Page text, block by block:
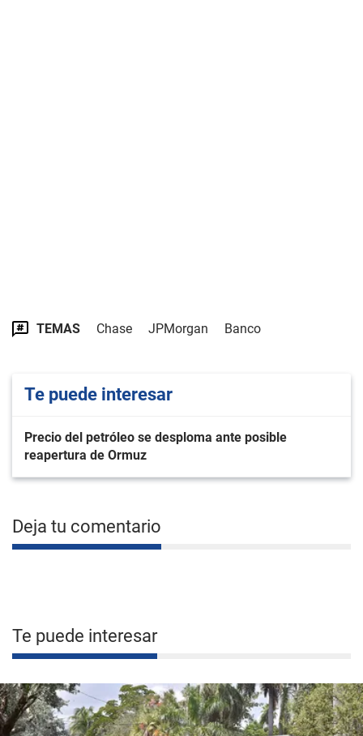
TEMAS Chase JPMorgan Banco
Te puede interesar
Precio del petróleo se desploma ante posible
reapertura de Ormuz
Deja tu comentario
Te puede interesar